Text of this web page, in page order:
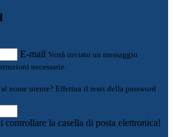
E-mail Verrà inviato un messaggio
necessarie.
nome utente? Effettua il reset della password
controllare la casella di posta elettronica!